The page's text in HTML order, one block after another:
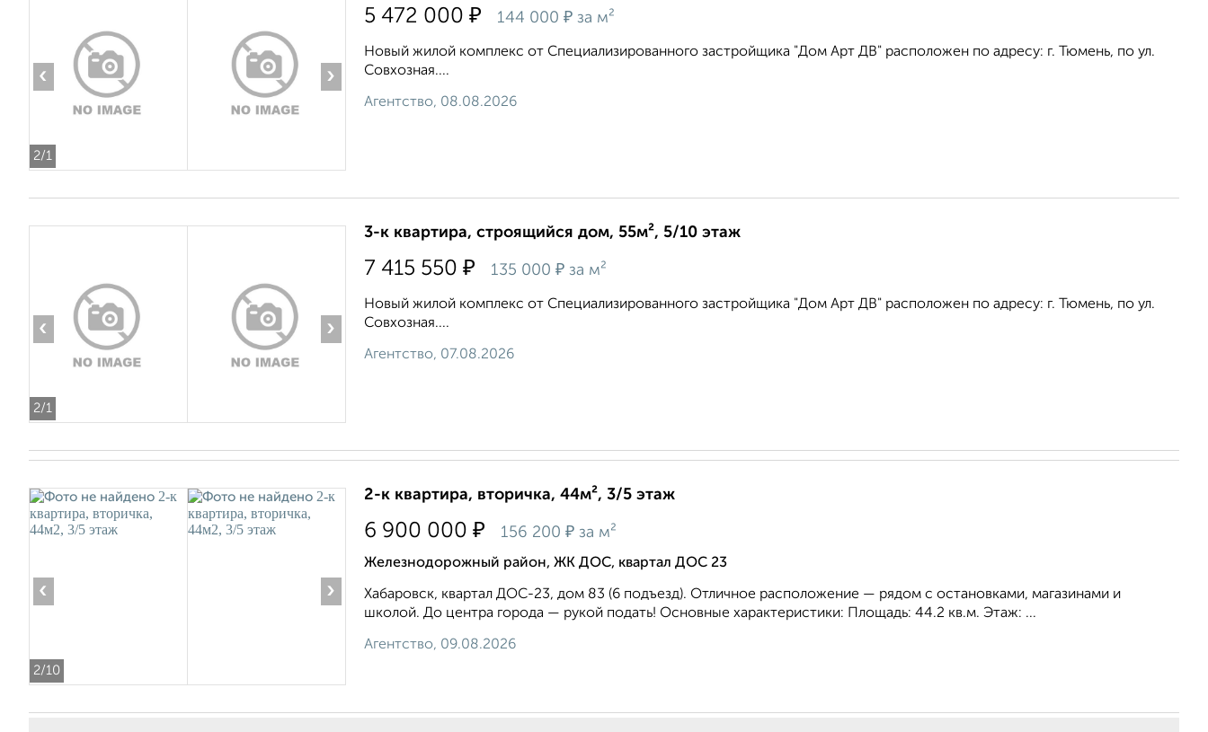
2/1
‹ ›
5 472 000 ₽ 144 000 ₽ за м²
Новый жилой комплекс от Специализированного застройщика "Дом Арт ДВ" расположен по адресу: г. Тюмень, по ул.
Совхозная....
Агентство, 08.08.2026
2/1
‹ ›
3-к квартира, строящийся дом, 55м², 5/10 этаж
7 415 550 ₽ 135 000 ₽ за м²
Новый жилой комплекс от Специализированного застройщика "Дом Арт ДВ" расположен по адресу: г. Тюмень, по ул.
Совхозная....
Агентство, 07.08.2026
2/10
‹ ›
2-к квартира, вторичка, 44м², 3/5 этаж
6 900 000 ₽ 156 200 ₽ за м²
Железнодорожный район, ЖК ДОС, квартал ДОС 23
Хабаровск, квартал ДОС-23, дом 83 (6 подъезд). Отличное расположение — рядом с остановками, магазинами и
школой. До центра города — рукой подать! Основные характеристики: Площадь: 44.2 кв.м. Этаж: ...
Агентство, 09.08.2026